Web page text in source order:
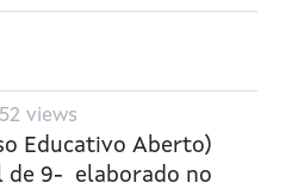
views
Educativo Aberto)
de 9- elaborado no